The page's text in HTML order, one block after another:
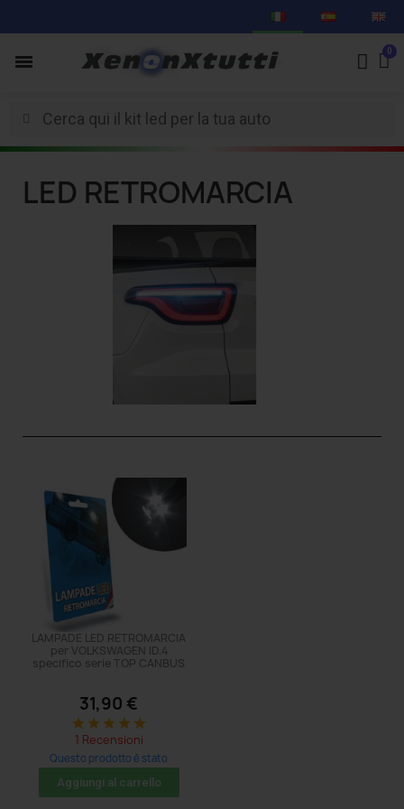
LED RETROMARCIA
LAMPADE LED RETROMARCIA
per VOLKSWAGEN ID.4
specifico serie TOP CANBUS
31,90 €
star star star star star
1 Recensioni
Questo prodotto è stato
acquistato: 5 volte
Aggiungi al carrello